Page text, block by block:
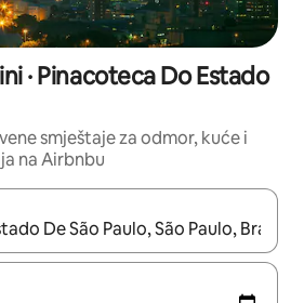
· Pinacoteca Do Estado
smještaje za odmor, kuće i
na Airbnbu
rezultati, moći ćete ih pregledati